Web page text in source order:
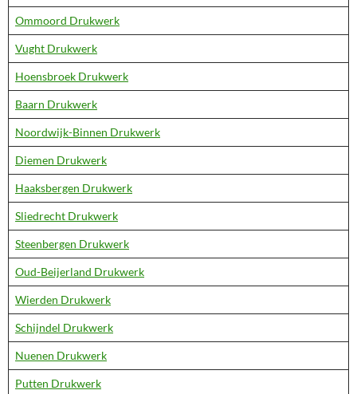
Ommoord Drukwerk
Vught Drukwerk
Hoensbroek Drukwerk
Baarn Drukwerk
Noordwijk-Binnen Drukwerk
Diemen Drukwerk
Haaksbergen Drukwerk
Sliedrecht Drukwerk
Steenbergen Drukwerk
Oud-Beijerland Drukwerk
Wierden Drukwerk
Schijndel Drukwerk
Nuenen Drukwerk
Putten Drukwerk